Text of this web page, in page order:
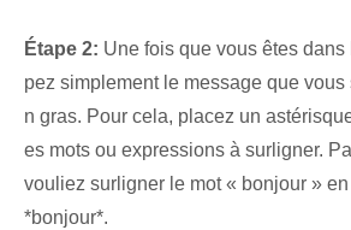
Étape 2: Une fois que vous êtes
pez simplement le message que
n gras. Pour cela, placez un
es mots ou expressions à surligner.
vouliez surligner le mot « bonjour »
*bonjour*.